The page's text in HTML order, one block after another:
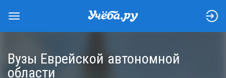
Вузы Еврейской автономной
области